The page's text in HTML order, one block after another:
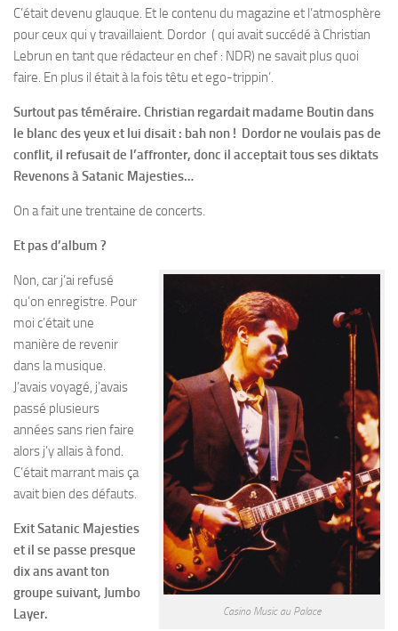
C’était devenu glauque. Et le contenu du magazine et l’atmosphère
pour ceux qui y travaillaient. Dordor ( qui avait succédé à Christian
Lebrun en tant que rédacteur en chef : NDR) ne savait plus quoi
faire. En plus il était à la fois têtu et ego-trippin’.
Surtout pas téméraire. Christian regardait madame Boutin dans
le blanc des yeux et lui disait : bah non ! Dordor ne voulais pas de
conflit, il refusait de l’affronter, donc il acceptait tous ses diktats
Revenons à Satanic Majesties…
On a fait une trentaine de concerts.
Et pas d’album ?
Casino Music au Palace
Non, car j’ai refusé
qu’on enregistre. Pour
moi c’était une
manière de revenir
dans la musique.
J’avais voyagé, j’avais
passé plusieurs
années sans rien faire
alors j’y allais à fond.
C’était marrant mais ça
avait bien des défauts.
Exit Satanic Majesties
et il se passe presque
dix ans avant ton
groupe suivant, Jumbo
Layer.